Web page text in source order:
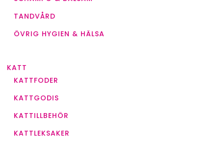
TANDVÅRD
ÖVRIG HYGIEN & HÄLSA
KATT
KATTFODER
KATTGODIS
KATTILLBEHÖR
KATTLEKSAKER